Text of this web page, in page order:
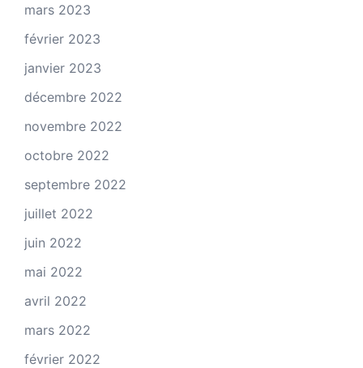
mars 2023
février 2023
janvier 2023
décembre 2022
novembre 2022
octobre 2022
septembre 2022
juillet 2022
juin 2022
mai 2022
avril 2022
mars 2022
février 2022